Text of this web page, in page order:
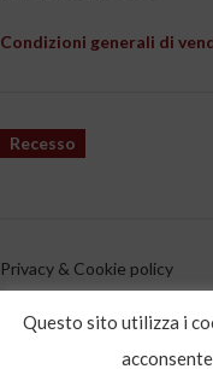
Condizioni generali di
Recesso
Privacy & Cookie policy
CATEGORIE
Questo sito utilizza i